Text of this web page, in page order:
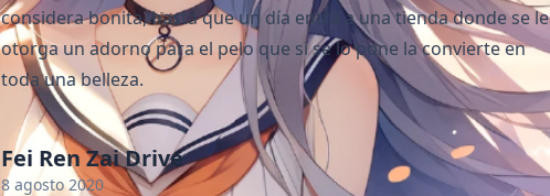
considera bonita, hasta que un día entra a una tienda donde se le
otorga un adorno para el pelo que si se lo pone la convierte en
toda una belleza.
Fei Ren Zai Drive
8 agosto 2020